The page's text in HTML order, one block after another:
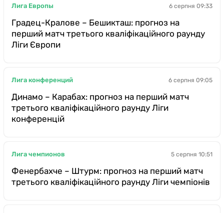
Лига Европы 6 серпня 09:33
Градец-Кралове – Бешикташ: прогноз на
перший матч третього кваліфікаційного раунду
Ліги Європи
Лига конференций 6 серпня 09:05
Динамо – Карабах: прогноз на перший матч
третього кваліфікаційного раунду Ліги
конференцій
Лига чемпионов 5 серпня 10:51
Фенербахче – Штурм: прогноз на перший матч
третього кваліфікаційного раунду Ліги чемпіонів